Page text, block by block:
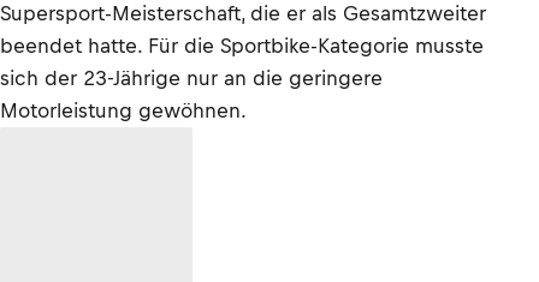
Supersport-Meisterschaft, die er als Gesamtzweiter
beendet hatte. Für die Sportbike-Kategorie musste
sich der 23-Jährige nur an die geringere
Motorleistung gewöhnen.